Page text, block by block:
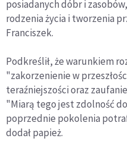
posiadanych dóbr i
rodzenia życia i tworzenia
Franciszek.
Podkreślił, że warunkiem
"zakorzenienie w
teraźniejszości oraz
"Miarą tego jest zdolność
poprzednie pokolenia
dodał papież.